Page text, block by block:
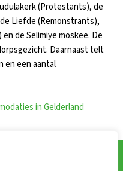
(Protestants), de
Liefde (Remonstrants),
de Selimiye moskee. De
Daarnaast telt
en een aantal
in Gelderland